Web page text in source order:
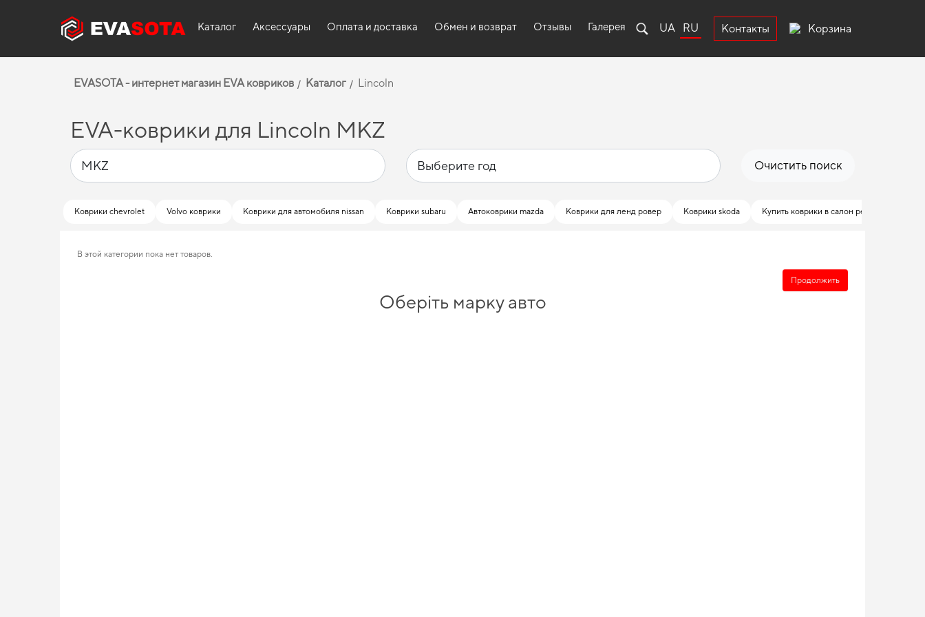
Каталог Аксессуары Оплата и доставка Обмен и возврат Отзывы Галерея UA RU Контакты Корзина
EVASOTA - интернет магазин EVA ковриков Каталог Lincoln
EVA-коврики для Lincoln MKZ
Очистить поиск
Коврики chevrolet Volvo коврики Коврики для автомобиля nissan Коврики subaru Автоковрики mazda Коврики для ленд ровер Коврики skoda Купить коврики в салон рено
В этой категории пока нет товаров.
Продолжить